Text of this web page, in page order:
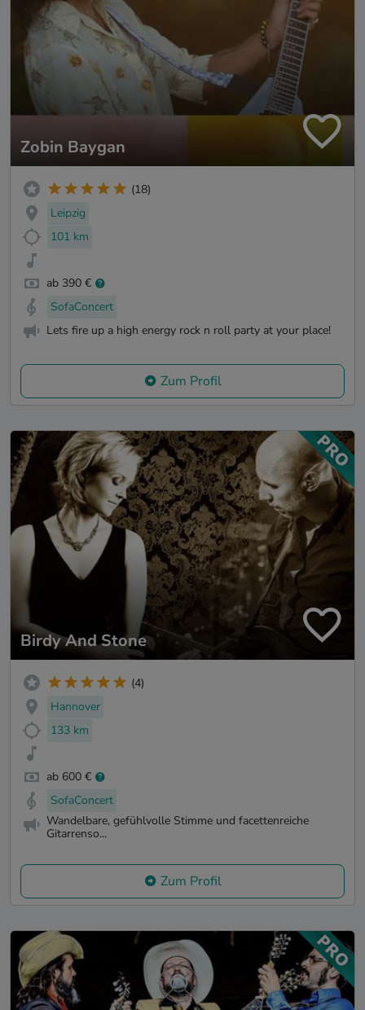
Zobin Baygan
(18)
Leipzig
101 km
ab 390 €
SofaConcert
Lets fire up a high energy rock n roll party at your place!
Zum Profil
Birdy And Stone
(4)
Hannover
133 km
ab 600 €
SofaConcert
Wandelbare, gefühlvolle Stimme und facettenreiche
Gitarrenso...
Zum Profil